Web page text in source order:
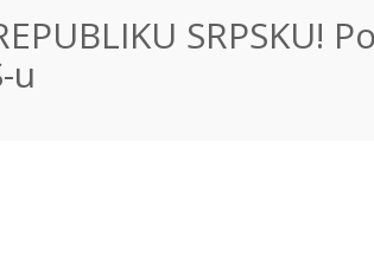
SRPSKU!
u